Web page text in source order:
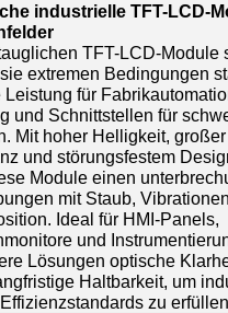
industrielle TFT-LCD-
TFT-LCD-Module
extremen Bedingungen
für
und Schnittstellen für
Mit hoher Helligkeit, großer
und störungsfestem
Module einen
mit Staub,
Ideal für HMI-Panels,
und
Lösungen optische
Haltbarkeit, um
zu